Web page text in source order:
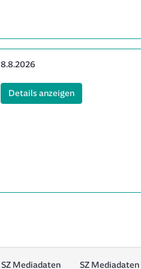
Erscheinungsdatum:
8.8.2026
Details anzeigen(ID: 2065342)
SZ Mediadaten SZ Mediadaten